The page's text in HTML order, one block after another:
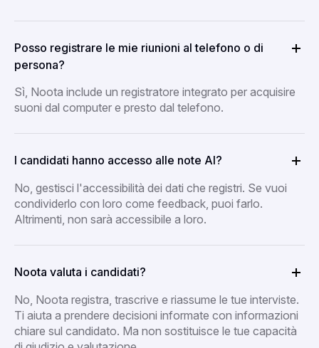
Posso registrare le mie riunioni al telefono o di
persona?
Sì, Noota include un registratore integrato per acquisire
suoni dal computer e presto dal telefono.
I candidati hanno accesso alle note AI?
No, gestisci l'accessibilità dei dati che registri. Se vuoi
condividerlo con loro come feedback, puoi farlo.
Altrimenti, non sarà accessibile a loro.
Noota valuta i candidati?
No, Noota registra, trascrive e riassume le tue interviste.
Ti aiuta a prendere decisioni informate con informazioni
chiare sul candidato. Ma non sostituisce le tue capacità